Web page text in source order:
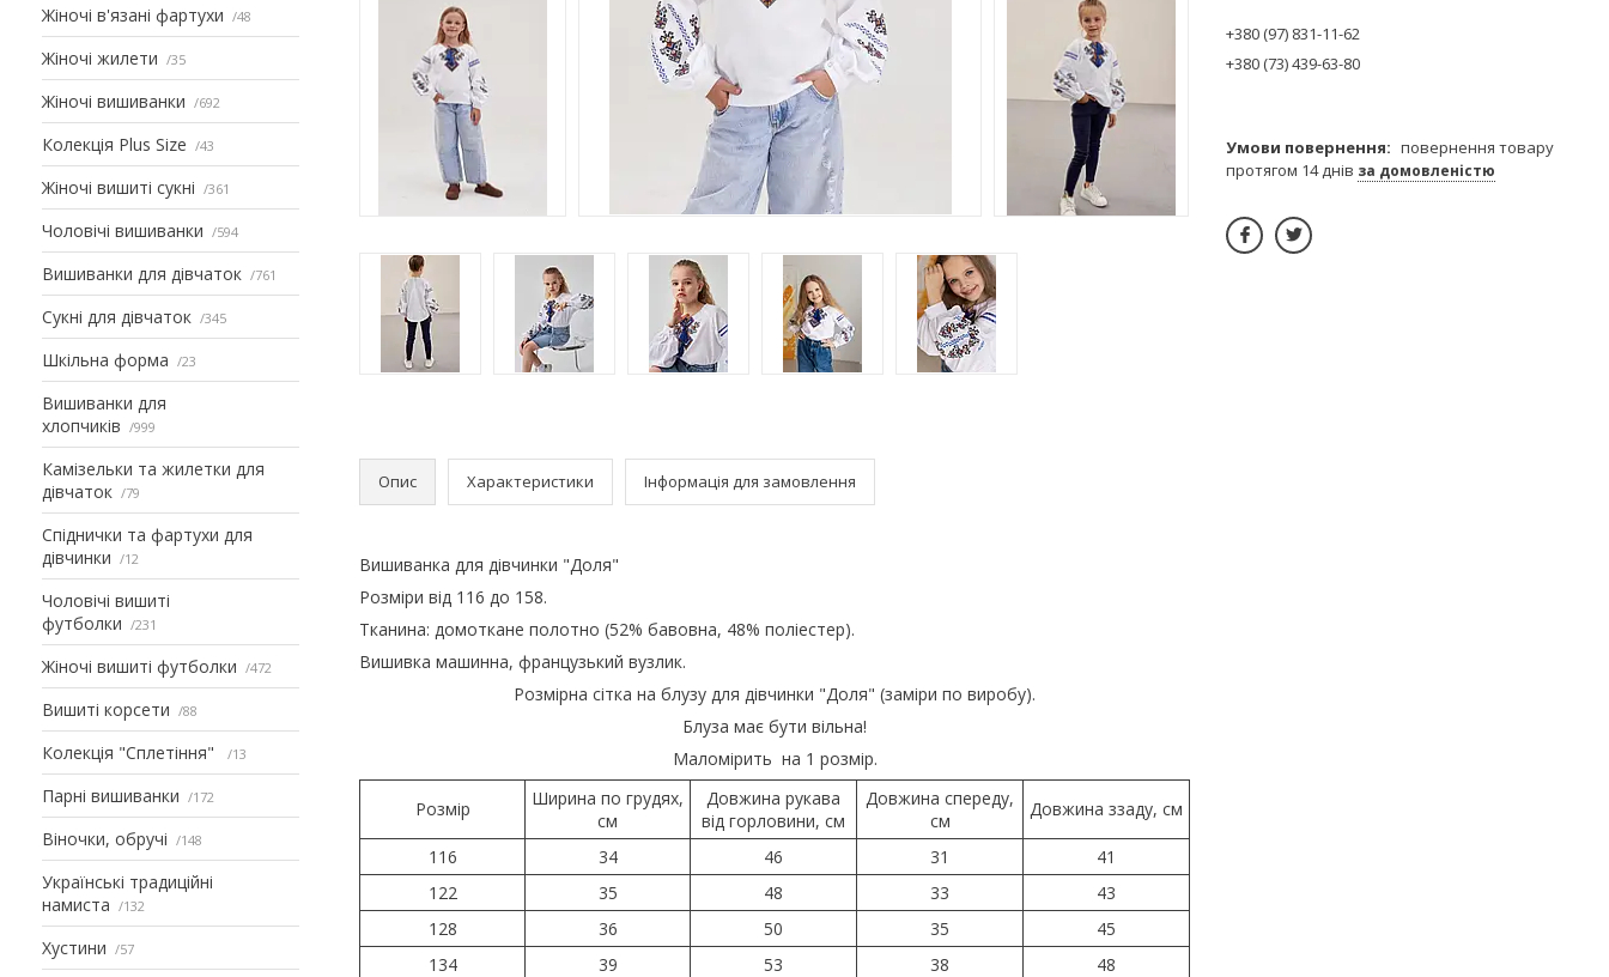
Жіночі в'язані фартухи 48
Жіночі жилети 35
Жіночі вишиванки 692
Колекція Plus Size 43
Жіночі вишиті сукні 361
Чоловічі вишиванки 594
Вишиванки для дівчаток 761
Сукні для дівчаток 345
Шкільна форма 23
Вишиванки для
хлопчиків
999
Камізельки та жилетки для
дівчаток
79
Спіднички та фартухи для
дівчинки
12
Чоловічі вишиті
футболки
231
Жіночі вишиті футболки 472
Вишиті корсети 88
Колекція "Сплетіння" 13
Парні вишиванки 172
Віночки, обручі 148
Українські традиційні
намиста
132
Хустини 57
Опис Характеристики Інформація для замовлення
Вишиванка для дівчинки "Доля"
Розміри від 116 до 158.
Тканина: домоткане полотно (52% бавовна, 48% поліестер).
Вишивка машинна, французький вузлик.
Розмірна сітка на блузу для дівчинки "Доля" (заміри по виробу).
Блуза має бути вільна!
Маломірить на 1 розмір.
Розмір
Ширина по грудях,
см
Довжина рукава
від горловини, см
Довжина спереду,
см
Довжина ззаду, см
116 34 46 31
41
122
35 48 33
43
128
36 50 35
45
134
39 53 38
48
+380 (97) 831-11-62
+380 (73) 439-63-80
повернення товару
протягом 14 днів за домовленістю